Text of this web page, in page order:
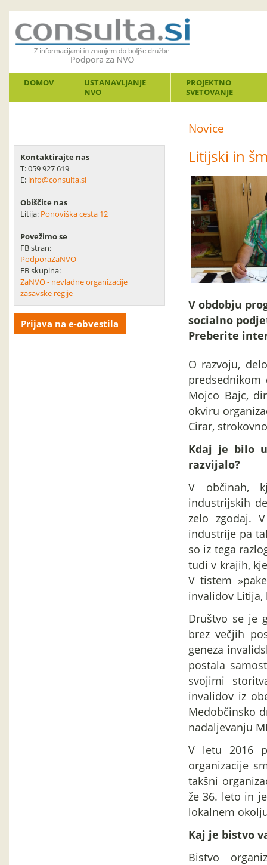
DOMOV
USTANAVLJANJE
NVO
PROJEKTNO
SVETOVANJE
Kontaktirajte nas
T: 059 927 619
E: info@consulta.si
Obiščite nas
Litija: Ponoviška cesta 12
Povežimo se
FB stran:
PodporaZaNVO
FB skupina:
ZaNVO - nevladne organizacije
zasavske regije
Prijava na e-obvestila
Novice
Litijski in
V obdobju
socialno
Preberite
O razvoju,
predsednikom
Mojco Bajc,
okviru
Cirar,
Kdaj je bilo
razvijalo?
V občinah,
industrijskih
zelo zgodaj.
industrije pa
so iz tega
tudi v krajih,
V tistem
invalidov
Društvo se je
brez večjih
geneza
postala
svojimi
invalidov iz
Medobčinsko
nadaljevanju
V letu 2016
organizacije
takšni
že 36. leto in
lokalnem
Kaj je bistvo
Bistvo